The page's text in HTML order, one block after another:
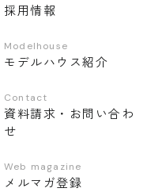
採用情報
Modelhouse
モデルハウス紹介
Contact
資料請求・お問い合わ
せ
Web magazine
メルマガ登録